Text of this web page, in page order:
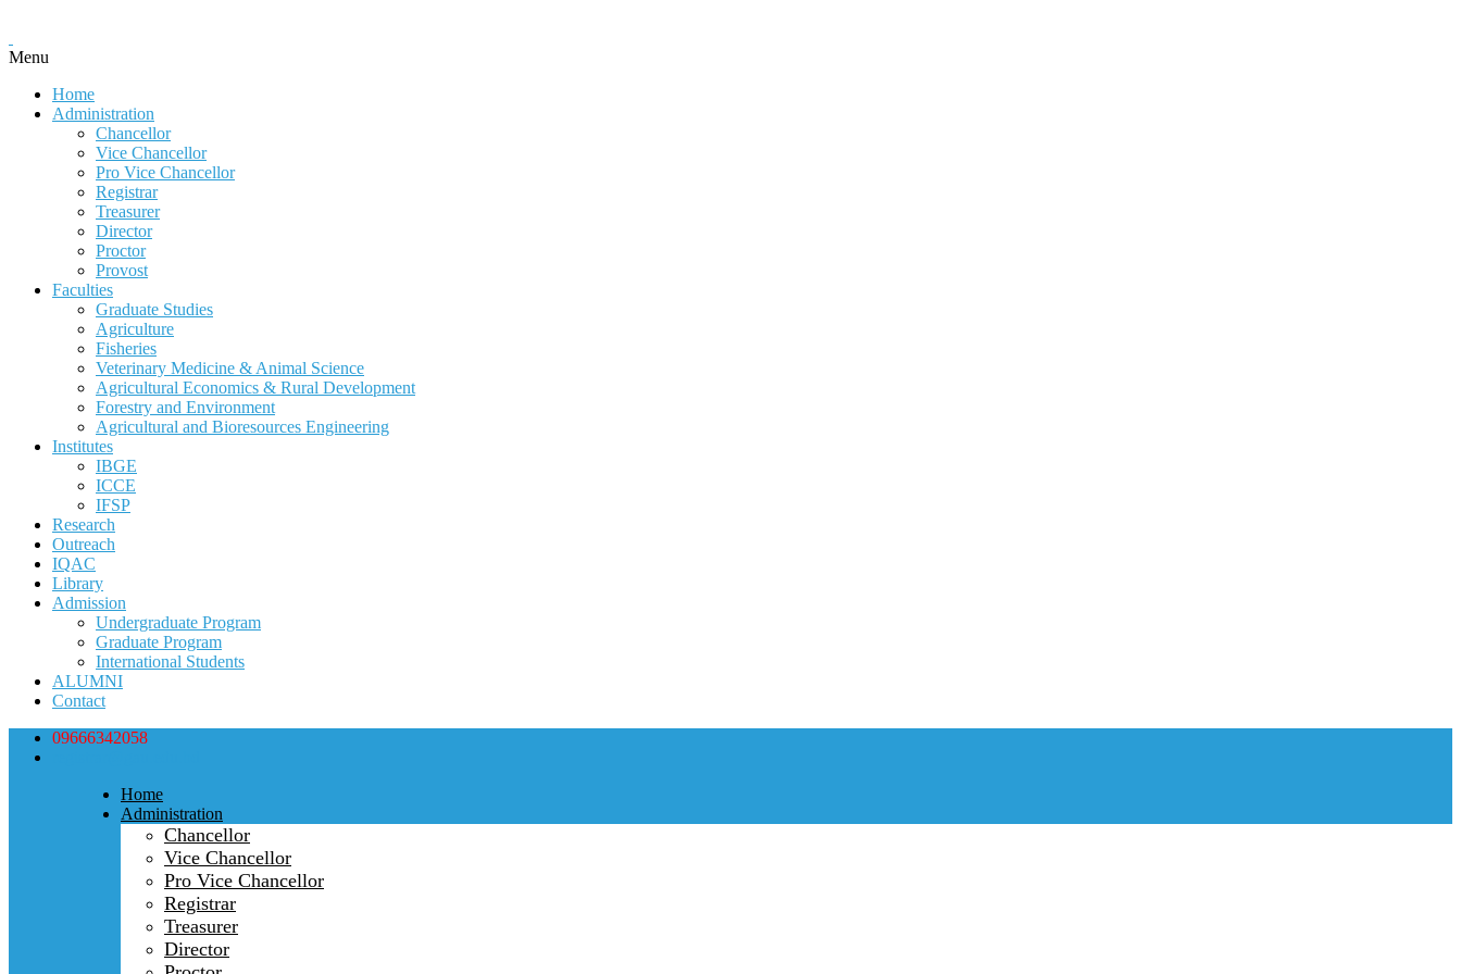
Menu
Home
Administration
Chancellor
Vice Chancellor
Pro Vice Chancellor
Registrar
Treasurer
Director
Proctor
Provost
Faculties
Graduate Studies
Agriculture
Fisheries
Veterinary Medicine & Animal Science
Agricultural Economics & Rural Development
Forestry and Environment
Agricultural and Bioresources Engineering
Institutes
IBGE
ICCE
IFSP
Research
Outreach
IQAC
Library
Admission
Undergraduate Program
Graduate Program
International Students
ALUMNI
Contact
09666342058
Home
Administration
Chancellor
Vice Chancellor
Pro Vice Chancellor
Registrar
Treasurer
Director